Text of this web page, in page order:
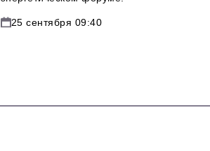
25 сентября 09:40